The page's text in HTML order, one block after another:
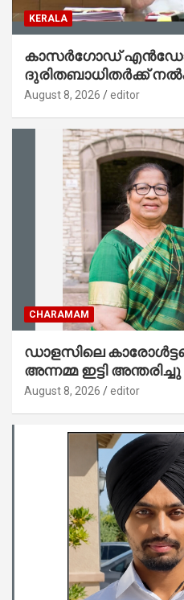
KERALA
കാസര്‍ഗോഡ്
ദുരിതബാധിതര്‍ക്ക്
സര്‍ക്കാര്‍;
August 8, 2026 editor
CHARAMAM
ഡാളസിലെ കാരോൾട്ടണിൽ കുടക്കശ്ശേരിൽ
അന്നമ്മ ഇട്ടി അന്തരിച്ചു
August 8, 2026 editor